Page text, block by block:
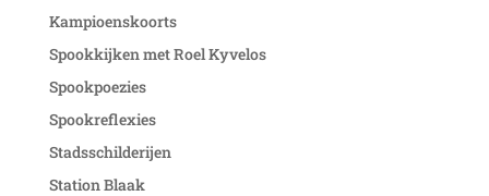
Kampioenskoorts
Spookkijken met Roel Kyvelos
Spookpoezies
Spookreflexies
Stadsschilderijen
Station Blaak